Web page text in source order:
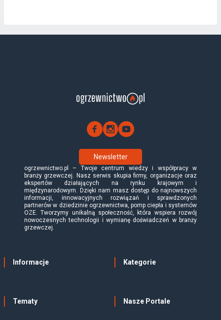
Newsletter
ogrzewnictwo.pl – Twoje centrum wiedzy i współpracy w
branży grzewczej. Nasz serwis skupia firmy, organizacje oraz
ekspertów działających na rynku krajowym i
międzynarodowym. Dzięki nam masz dostęp do najnowszych
informacji, innowacyjnych rozwiązań i sprawdzonych
partnerów w dziedzinie ogrzewnictwa, pomp ciepła i systemów
OZE. Tworzymy unikalną społeczność, która wspiera rozwój
nowoczesnych technologii i wymianę doświadczeń w branży
grzewczej.
Informacje Kategorie
Tematy Nasze Portale